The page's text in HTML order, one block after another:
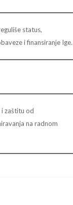
status,
i finansiranje Ige.
i zaštitu od
na radnom